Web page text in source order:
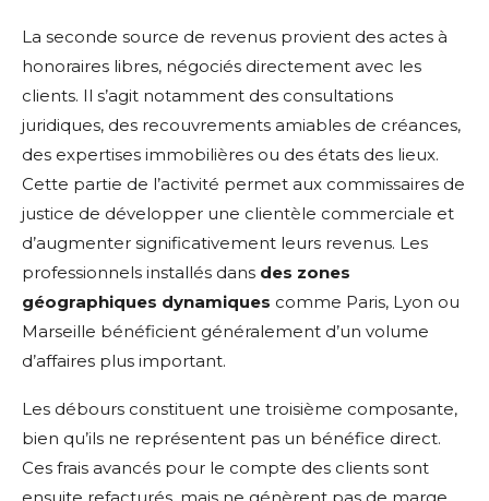
La seconde source de revenus provient des actes à
honoraires libres, négociés directement avec les
clients. Il s’agit notamment des consultations
juridiques, des recouvrements amiables de créances,
des expertises immobilières ou des états des lieux.
Cette partie de l’activité permet aux commissaires de
justice de développer une clientèle commerciale et
d’augmenter significativement leurs revenus. Les
professionnels installés dans des zones
géographiques dynamiques comme Paris, Lyon ou
Marseille bénéficient généralement d’un volume
d’affaires plus important.
Les débours constituent une troisième composante,
bien qu’ils ne représentent pas un bénéfice direct.
Ces frais avancés pour le compte des clients sont